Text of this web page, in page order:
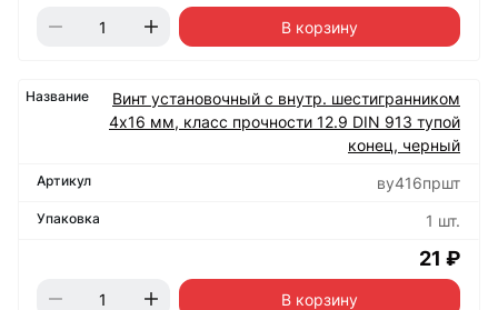
В корзину
Винт установочный с внутр. шестигранником
4х16 мм, класс прочности 12.9 DIN 913 тупой
конец, черный
ву416пршт
1 шт.
21 ₽
В корзину